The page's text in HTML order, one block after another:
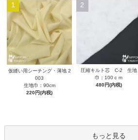
1
仮縫い用シーチング・薄地 2
003
生地巾：90cm
220円(内税)
2
圧縮キルト芯 C-2 生地
巾：100ｃｍ
480円(内税)
もっと見る